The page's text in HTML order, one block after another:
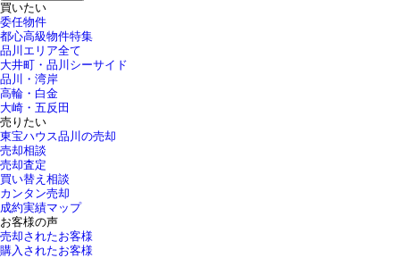
買いたい
委任物件
都心高級物件特集
品川エリア全て
大井町・品川シーサイド
品川・湾岸
高輪・白金
大崎・五反田
売りたい
東宝ハウス品川の売却
売却相談
売却査定
買い替え相談
カンタン売却
成約実績マップ
お客様の声
売却されたお客様
購入されたお客様